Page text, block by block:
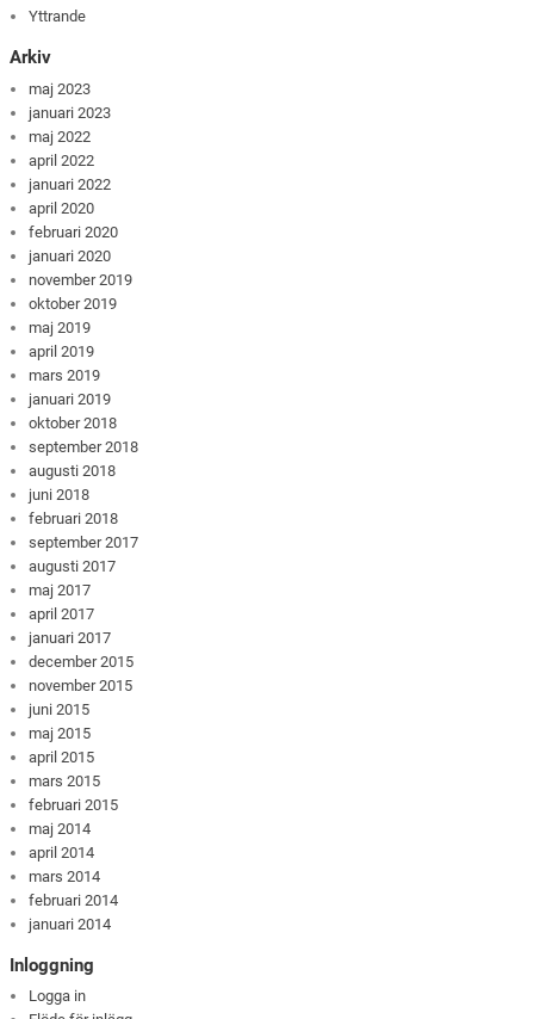
Yttrande
Arkiv
maj 2023
januari 2023
maj 2022
april 2022
januari 2022
april 2020
februari 2020
januari 2020
november 2019
oktober 2019
maj 2019
april 2019
mars 2019
januari 2019
oktober 2018
september 2018
augusti 2018
juni 2018
februari 2018
september 2017
augusti 2017
maj 2017
april 2017
januari 2017
december 2015
november 2015
juni 2015
maj 2015
april 2015
mars 2015
februari 2015
maj 2014
april 2014
mars 2014
februari 2014
januari 2014
Inloggning
Logga in